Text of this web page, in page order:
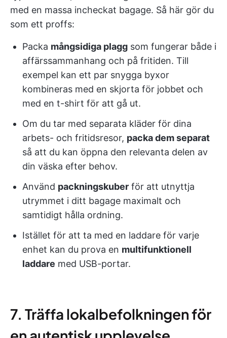
med en massa incheckat bagage. Så här gör du
som ett proffs:
Packa mångsidiga plagg som fungerar både i
affärssammanhang och på fritiden. Till
exempel kan ett par snygga byxor
kombineras med en skjorta för jobbet och
med en t-shirt för att gå ut.
Om du tar med separata kläder för dina
arbets- och fritidsresor, packa dem separat
så att du kan öppna den relevanta delen av
din väska efter behov.
Använd packningskuber för att utnyttja
utrymmet i ditt bagage maximalt och
samtidigt hålla ordning.
Istället för att ta med en laddare för varje
enhet kan du prova en multifunktionell
laddare med USB-portar.
7. Träffa lokalbefolkningen för